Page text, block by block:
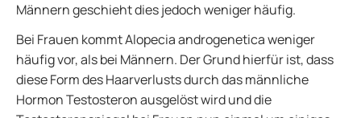
Männern geschieht dies jedoch weniger häufig.
Bei Frauen kommt Alopecia androgenetica weniger
häufig vor, als bei Männern. Der Grund hierfür ist, dass
diese Form des Haarverlusts durch das männliche
Hormon Testosteron ausgelöst wird und die